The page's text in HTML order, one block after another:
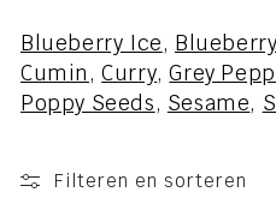
l
e
Blueberry Ice, Blueberry
Cumin,Curry,Grey
Poppy Seeds, Sesame,
Filteren en sorteren